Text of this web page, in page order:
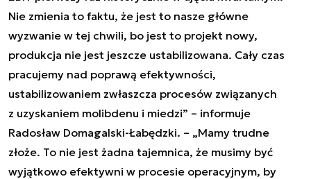
Nie zmienia to faktu, że jest to nasze główne
wyzwanie w tej chwili, bo jest to projekt nowy,
produkcja nie jest jeszcze ustabilizowana. Cały czas
pracujemy nad poprawą efektywności,
ustabilizowaniem zwłaszcza procesów związanych
z uzyskaniem molibdenu i miedzi” – informuje
Radosław Domagalski-Łabędzki. – „Mamy trudne
złoże. To nie jest żadna tajemnica, że musimy być
wyjątkowo efektywni w procesie operacyjnym, by